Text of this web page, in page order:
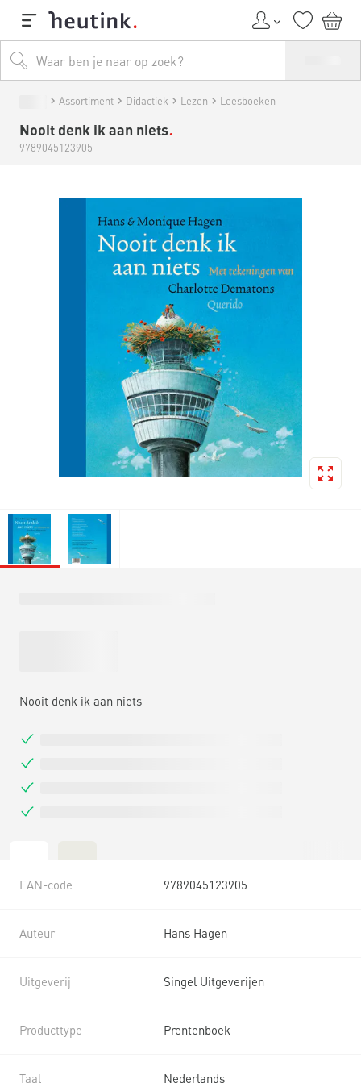
Assortiment Didactiek Lezen Leesboeken
Nooit denk ik aan niets
9789045123905
Nooit denk ik aan niets
EAN-code 9789045123905
Auteur Hans Hagen
Uitgeverij Singel Uitgeverijen
Producttype Prentenboek
Taal Nederlands